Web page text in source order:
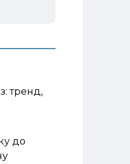
тренд,
до